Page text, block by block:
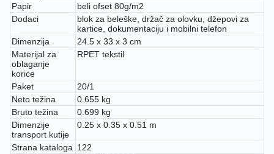
Papir
beli ofset 80g/m2
Dodaci
blok za beleške, držač za olovku, džepovi za
kartice, dokumentaciju i mobilni telefon
Dimenzija
24.5 x 33 x 3 cm
Materijal za
oblaganje
korice
RPET tekstil
Paket
20/1
Neto težina
0.655 kg
Bruto težina
0.699 kg
Dimenzije
transport kutije
0.25 x 0.35 x 0.51 m
Strana kataloga 122